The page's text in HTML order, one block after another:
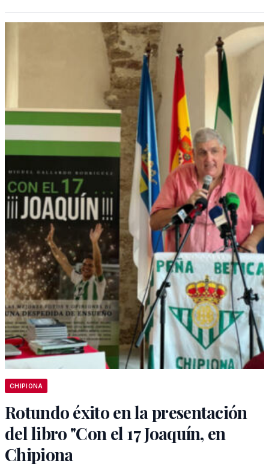
CHIPIONA
Rotundo éxito en la presentación
del libro "Con el 17 Joaquín, en
Chipiona